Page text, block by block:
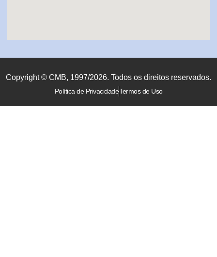
Copyright © CMB, 1997/2026. Todos os direitos reservados.
Política de PrivacidadeTermos de Uso